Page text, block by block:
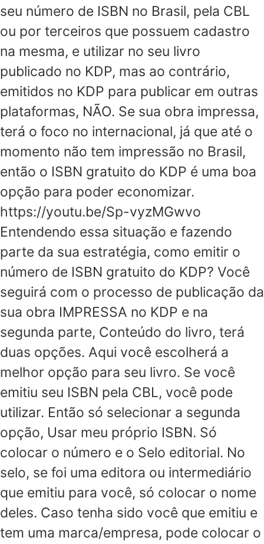
seu número de ISBN no Brasil, pela CBL
ou por terceiros que possuem cadastro
na mesma, e utilizar no seu livro
publicado no KDP, mas ao contrário,
emitidos no KDP para publicar em outras
plataformas, NÃO. Se sua obra impressa,
terá o foco no internacional, já que até o
momento não tem impressão no Brasil,
então o ISBN gratuito do KDP é uma boa
opção para poder economizar.
https://youtu.be/Sp-vyzMGwvo
Entendendo essa situação e fazendo
parte da sua estratégia, como emitir o
número de ISBN gratuito do KDP? Você
seguirá com o processo de publicação da
sua obra IMPRESSA no KDP e na
segunda parte, Conteúdo do livro, terá
duas opções. Aqui você escolherá a
melhor opção para seu livro. Se você
emitiu seu ISBN pela CBL, você pode
utilizar. Então só selecionar a segunda
opção, Usar meu próprio ISBN. Só
colocar o número e o Selo editorial. No
selo, se foi uma editora ou intermediário
que emitiu para você, só colocar o nome
deles. Caso tenha sido você que emitiu e
tem uma marca/empresa, pode colocar o